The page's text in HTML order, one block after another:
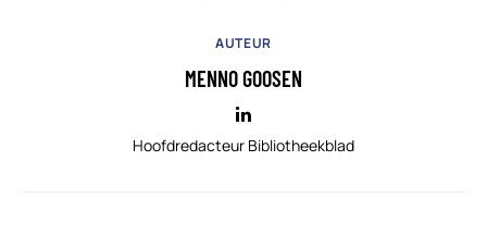
AUTEUR
MENNO GOOSEN
Hoofdredacteur Bibliotheekblad